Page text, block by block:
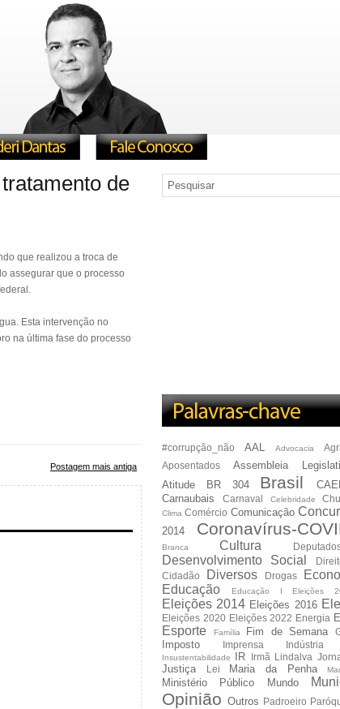
de
que realizou a troca de
assegurar que o processo
Esta intervenção no
na última fase do processo
Postagem mais antiga
#corrupção_não AAL Advocacia
Aposentados
Assembleia
Atitude BR 304 Brasil
Carnaubais Carnaval Celebridade
Clima Comércio Comunicação
2014
Coronavírus-
Branca
Cultura
Desenvolvimento Social
Cidadão
Diversos Drogas
Educação Educação I Eleições
Eleições 2014 Eleições 2016
Eleições 2020 Eleições 2022 Energia
Esporte Família Fim de Semana
Imposto
Imprensa Indústria
Insustentabilidade IR Irmã Lindalva
Justiça Lei Maria da Penha
Ministério Público Mundo
Opinião Outros Padroeiro